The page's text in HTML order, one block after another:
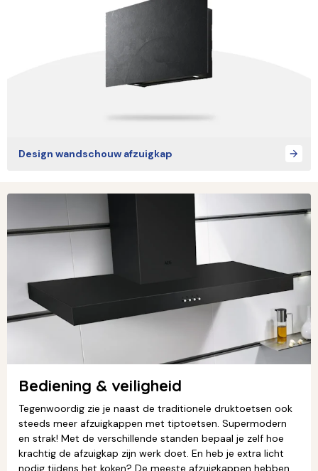
Design wandschouw afzuigkap
Bediening & veiligheid
Tegenwoordig zie je naast de traditionele druktoetsen ook
steeds meer afzuigkappen met tiptoetsen. Supermodern
en strak! Met de verschillende standen bepaal je zelf hoe
krachtig de afzuigkap zijn werk doet. En heb je extra licht
nodig tijdens het koken? De meeste afzuigkappen hebben